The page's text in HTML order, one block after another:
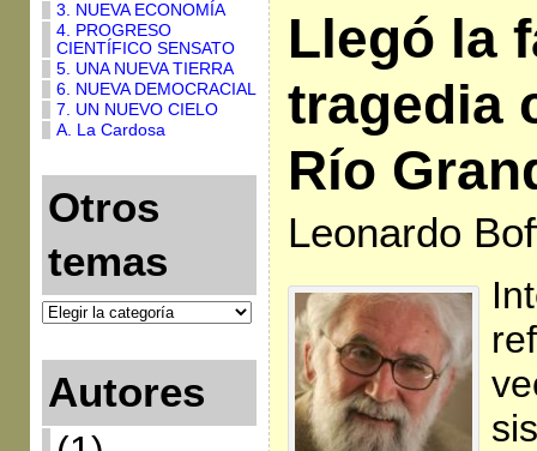
3. NUEVA ECONOMÍA
4. PROGRESO
CIENTÍFICO SENSATO
5. UNA NUEVA TIERRA
6. NUEVA DEMOCRACIAL
7. UN NUEVO CIELO
A. La Cardosa
Otros
temas
Autores
Llegó la
tragedia
Río
Leonardo